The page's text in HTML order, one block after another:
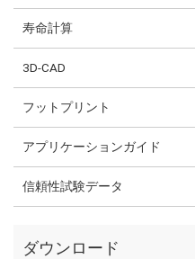
寿命計算
3D-CAD
フットプリント
アプリケーションガイド
信頼性試験データ
ダウンロード